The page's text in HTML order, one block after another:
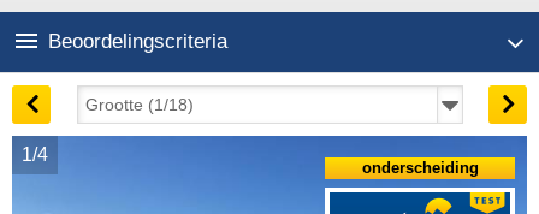
Beoordelingscriteria
1/4
onderscheiding